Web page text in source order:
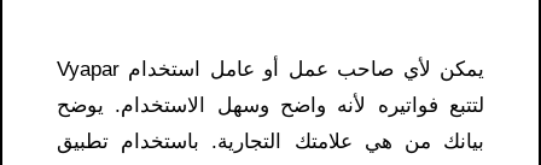
يمكن لأي صاحب عمل أو عامل استخدام Vyapar
لتتبع فواتيره لأنه واضح وسهل الاستخدام. يوضح
بيانك من هي علامتك التجارية. باستخدام تطبيق